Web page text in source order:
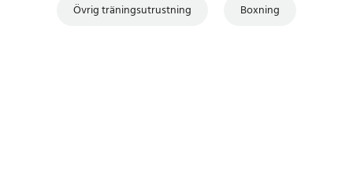
Övrig träningsutrustning Boxning